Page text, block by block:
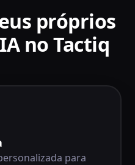
próprios
no Tactiq
para